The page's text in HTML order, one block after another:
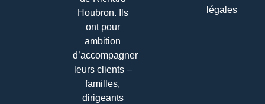
Houbron. Ils
ont pour
ambition
d’accompagner
leurs clients –
familles,
dirigeants
légales